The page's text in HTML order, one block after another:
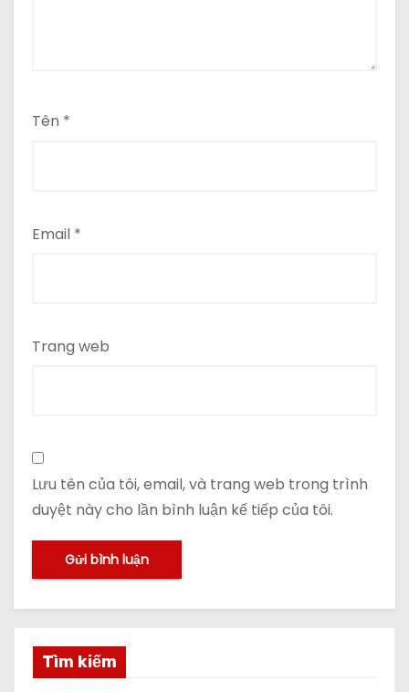
Tên *
Email *
Trang web
Lưu tên của tôi, email, và trang web trong trình
duyệt này cho lần bình luận kế tiếp của tôi.
Tìm kiếm